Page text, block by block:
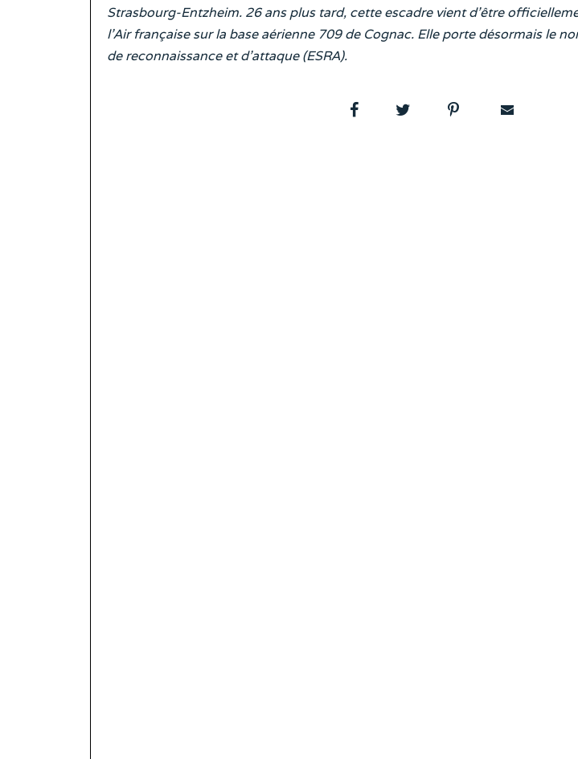
Strasbourg-Entzheim. 26 ans plus tard, cette escadre vient d’être
l’Air française sur la base aérienne 709 de Cognac. Elle porte désormais le
de reconnaissance et d’attaque (ESRA).